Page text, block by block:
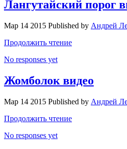
Лангутайский порог
Мар 14 2015 Published by Андрей
Продолжить чтение
No responses yet
Жомболок видео
Мар 14 2015 Published by Андрей
Продолжить чтение
No responses yet